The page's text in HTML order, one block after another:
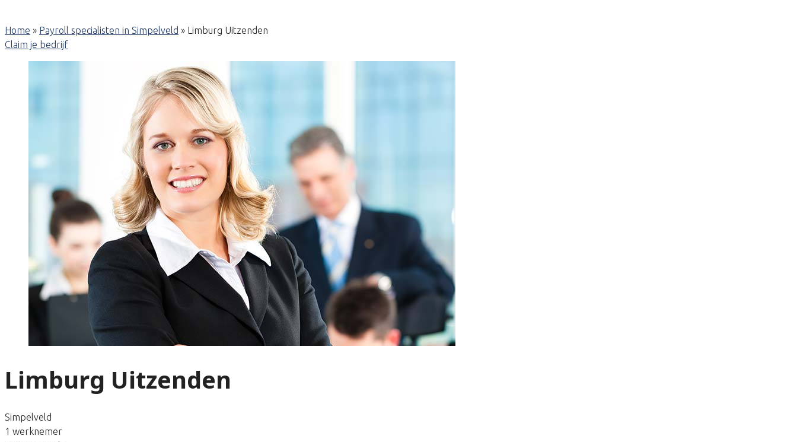
Home » Payroll specialisten in Simpelveld » Limburg Uitzenden
Claim je bedrijf
Limburg Uitzenden
Simpelveld
1 werknemer